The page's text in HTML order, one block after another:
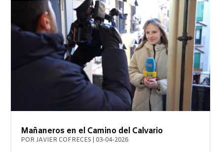
Mañaneros en el Camino del Calvario
PORJAVIER COFRECES 03-04-2026